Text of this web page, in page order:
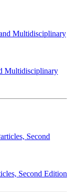
Multidisciplinary
Second Edition